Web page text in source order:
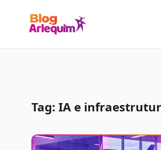
Tag: IA e